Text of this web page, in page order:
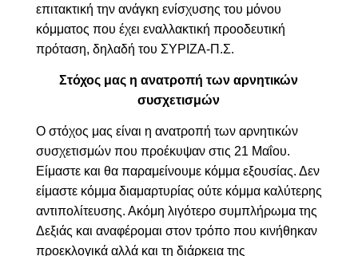
επιτακτική την ανάγκη ενίσχυσης του μόνου
κόμματος που έχει εναλλακτική προοδευτική
πρόταση, δηλαδή του ΣΥΡΙΖΑ-Π.Σ.
Στόχος μας η ανατροπή των αρνητικών
συσχετισμών
Ο στόχος μας είναι η ανατροπή των αρνητικών
συσχετισμών που προέκυψαν στις 21 Μαΐου.
Είμαστε και θα παραμείνουμε κόμμα εξουσίας. Δεν
είμαστε κόμμα διαμαρτυρίας ούτε κόμμα καλύτερης
αντιπολίτευσης. Ακόμη λιγότερο συμπλήρωμα της
Δεξιάς και αναφέρομαι στον τρόπο που κινήθηκαν
προεκλογικά αλλά και τη διάρκεια της